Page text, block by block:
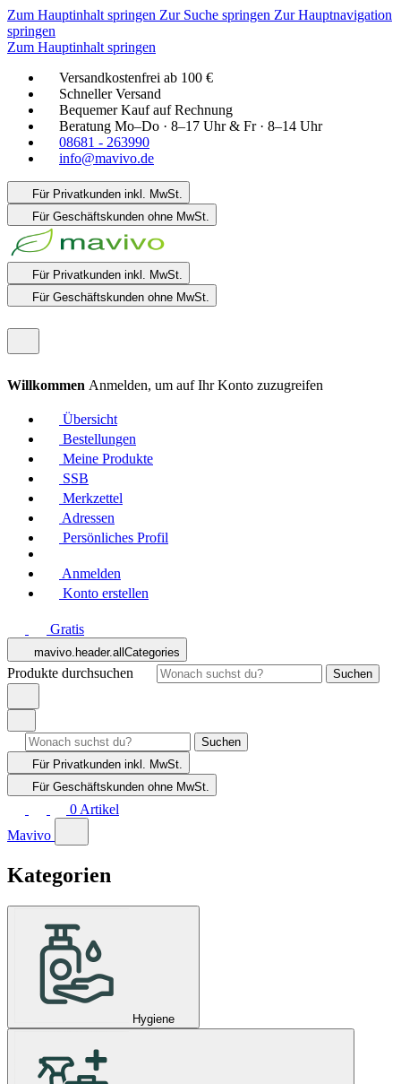
Zum Hauptinhalt springen Zur Suche springen Zur Hauptnavigation
springen
Zum Hauptinhalt springen
Versandkostenfrei ab 100 €
Schneller Versand
Bequemer Kauf auf Rechnung
Beratung Mo–Do · 8–17 Uhr & Fr · 8–14 Uhr
08681 - 263990
info@mavivo.de
Für Privatkunden inkl. MwSt.
Für Geschäftskunden ohne MwSt.
Für Privatkunden inkl. MwSt.
Für Geschäftskunden ohne MwSt.
Willkommen Anmelden, um auf Ihr Konto zuzugreifen
Übersicht
Bestellungen
Meine Produkte
SSB
Merkzettel
Adressen
Persönliches Profil
Anmelden
Konto erstellen
Gratis
mavivo.header.allCategories
Produkte durchsuchen Suchen
Suchen
Für Privatkunden inkl. MwSt.
Für Geschäftskunden ohne MwSt.
0 Artikel
Mavivo
Kategorien
Hygiene